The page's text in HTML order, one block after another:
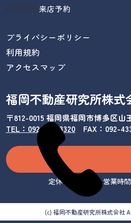
RESERVE来店予約
プライバシーポリシー
利用規約
アクセスマップ
福岡不動産研究所株式
〒812-0015 福岡県福岡市博多区山
TEL：092-433-3320/ FAX：092-
定休日：水曜日 営業時
(c) 福岡不動産研究所株式会社